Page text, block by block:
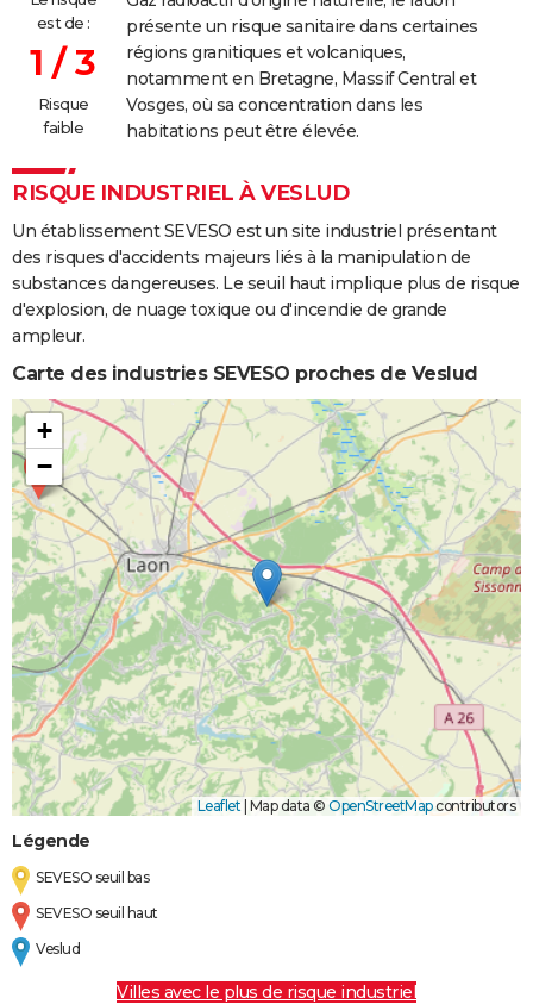
est de :
1 / 3
Risque
faible
présente un risque sanitaire dans certaines
régions granitiques et volcaniques,
notamment en Bretagne, Massif Central et
Vosges, où sa concentration dans les
habitations peut être élevée.
RISQUE INDUSTRIEL À VESLUD
Un établissement SEVESO est un site industriel présentant
des risques d'accidents majeurs liés à la manipulation de
substances dangereuses. Le seuil haut implique plus de risque
d'explosion, de nuage toxique ou d'incendie de grande
ampleur.
Carte des industries SEVESO proches de Veslud
+
−
Leaflet Map data © OpenStreetMapcontributors
Légende
SEVESO seuil bas
SEVESO seuil haut
Veslud
Villes avec le plus de risque industriel